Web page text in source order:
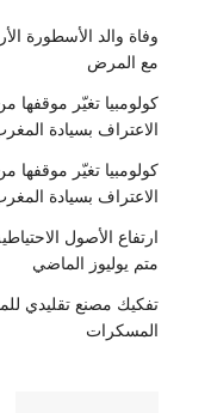
وفاة والد الأسطورة
مع المرض
كولومبيا تغيّر موقفها
الاعتراف بسيادة
كولومبيا تغيّر موقفها
الاعتراف بسيادة
متم يوليوز الماضي
المسكرات